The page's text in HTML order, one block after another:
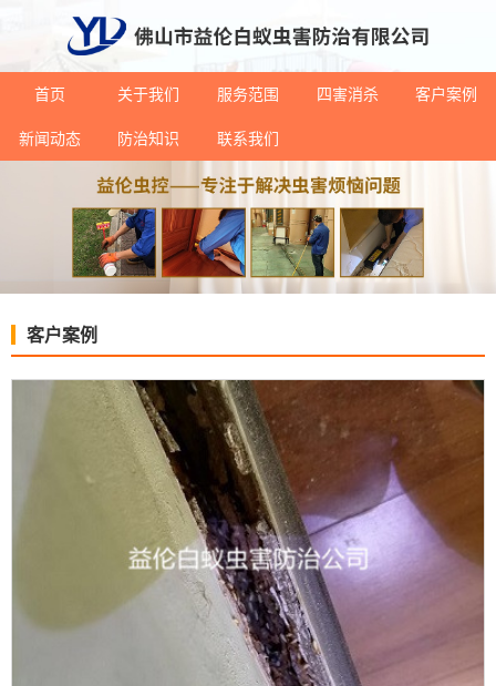
首页 关于我们 服务范围 四害消杀 客户案例
新闻动态 防治知识 联系我们
客户案例